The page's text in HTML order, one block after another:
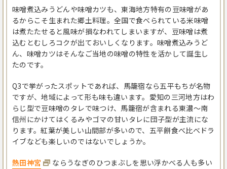
味噌煮込みうどんや味噌カツも、東海地方特有の豆味噌があ
るからこそ生まれた郷土料理。全国で食べられている米味噌
は煮たたせると風味が損なわれてしまいますが、豆味噌は煮
込むとむしろコクが出ておいしくなります。味噌煮込みうど
ん、味噌カツはそんなご当地の味噌の特性を活かして誕生し
たのです。
Q3で挙がったスポットであれば、馬籠宿なら五平もちが名物
ですが、地域によって形も味も違います。愛知の三河地方はわ
らじ型で豆味噌のタレで味つけ、馬籠宿が含まれる東濃～南
信州にかけてはくるみやゴマの甘いタレに団子型が主流にな
ります。紅葉が美しい山間部が多いので、五平餅食べ比べドラ
イブなども楽しいのではないでしょうか。
熱田神宮
ならうなぎのひつまぶしを思い浮かべる人も多い